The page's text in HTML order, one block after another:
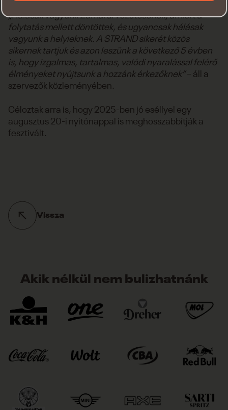
„Hálásak vagyunk Zamárdi vezetésének, amiért a
folytatás mellett döntöttek, és ugyancsak hálásak
vagyunk a helyieknek. A STRAND sikerét közös
sikernek tartjuk és azon leszünk a következő 5 évben
is, hogy izgalmas, tartalmas, valódi nyaralással felérő
élményeket nyújtsunk a hozzánk érkezőknek”– áll a
szervezők közleményében.
Céloztak arra is, hogy 2025-ben jó eséllyel egy
augusztus 20-i nyitónappal is meghosszabbítják a
fesztivált.
Vissza
Akik nélkül nem bulizhatnánk